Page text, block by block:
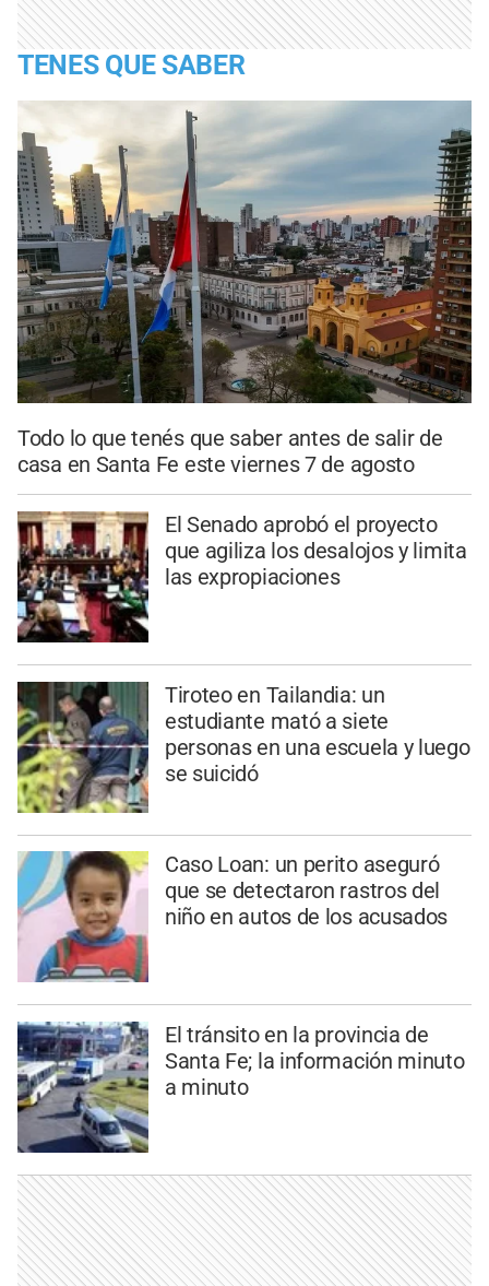
TENES QUE SABER
Todo lo que tenés que saber antes de salir de
casa en Santa Fe este viernes 7 de agosto
El Senado aprobó el proyecto
que agiliza los desalojos y limita
las expropiaciones
Tiroteo en Tailandia: un
estudiante mató a siete
personas en una escuela y luego
se suicidó
Caso Loan: un perito aseguró
que se detectaron rastros del
niño en autos de los acusados
El tránsito en la provincia de
Santa Fe; la información minuto
a minuto